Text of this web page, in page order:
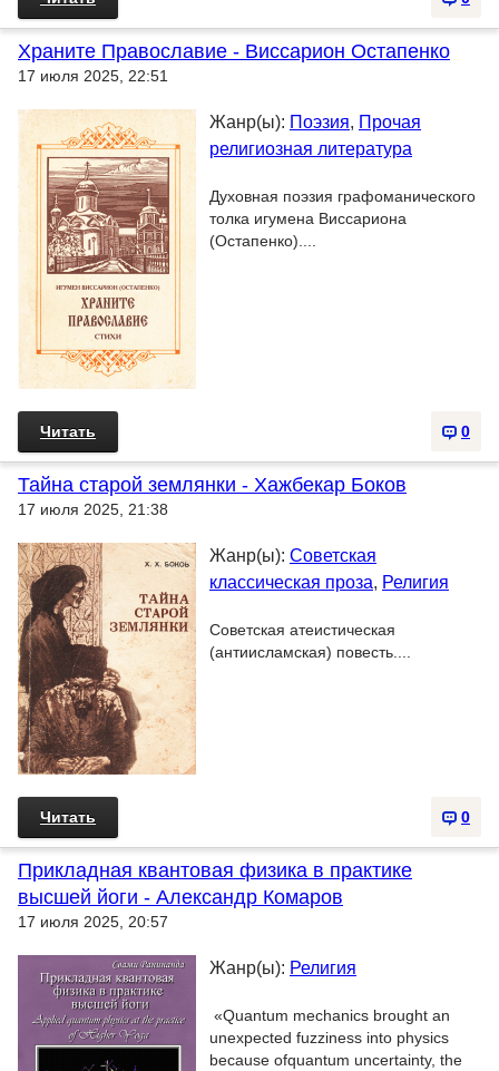
Храните Православие - Виссарион Остапенко
17 июля 2025, 22:51
Жанр(ы): Поэзия, Прочая
религиозная литература
Духовная поэзия графоманического
толка игумена Виссариона
(Остапенко)....
0
Читать
Тайна старой землянки - Хажбекар Боков
17 июля 2025, 21:38
Жанр(ы): Советская
классическая проза, Религия
Советская атеистическая
(антиисламская) повесть....
0
Читать
Прикладная квантовая физика в практике
высшей йоги - Александр Комаров
17 июля 2025, 20:57
Жанр(ы): Религия
«Quantum mechanics brought an
unexpected fuzziness into physics
because ofquantum uncertainty, the